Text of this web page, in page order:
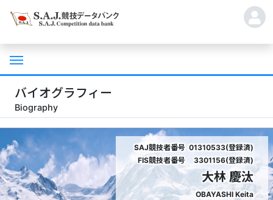
バイオグラフィー
Biography
SAJ競技者番号 01310533(登録済)
FIS競技者番号
3301156(登録済)
大林 慶汰
OBAYASHI Keita